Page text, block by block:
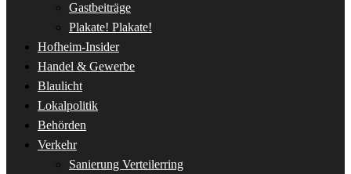
Gastbeiträge
Plakate! Plakate!
Hofheim-Insider
Handel & Gewerbe
Blaulicht
Lokalpolitik
Behörden
Verkehr
Sanierung Verteilerring